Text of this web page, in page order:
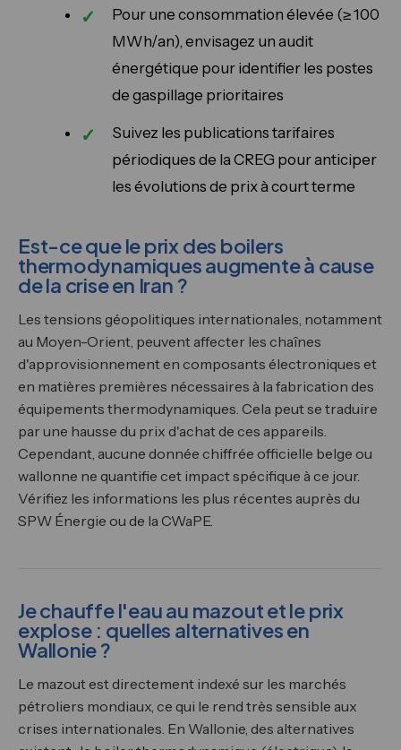
Pour une consommation élevée (≥ 100
MWh/an), envisagez un audit
énergétique pour identifier les postes
de gaspillage prioritaires
Suivez les publications tarifaires
périodiques de la CREG pour anticiper
les évolutions de prix à court terme
Est-ce que le prix des boilers
thermodynamiques augmente à cause
de la crise en Iran ?
Les tensions géopolitiques internationales, notamment
au Moyen-Orient, peuvent affecter les chaînes
d'approvisionnement en composants électroniques et
en matières premières nécessaires à la fabrication des
équipements thermodynamiques. Cela peut se traduire
par une hausse du prix d'achat de ces appareils.
Cependant, aucune donnée chiffrée officielle belge ou
wallonne ne quantifie cet impact spécifique à ce jour.
Vérifiez les informations les plus récentes auprès du
SPW Énergie ou de la CWaPE.
Je chauffe l'eau au mazout et le prix
explose : quelles alternatives en
Wallonie ?
Le mazout est directement indexé sur les marchés
pétroliers mondiaux, ce qui le rend très sensible aux
crises internationales. En Wallonie, des alternatives